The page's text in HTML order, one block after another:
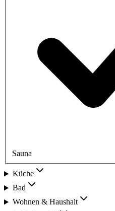
Sauna
Küche
Bad
Wohnen & Haushalt